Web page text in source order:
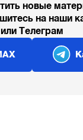
новые
на наши
или Телеграм